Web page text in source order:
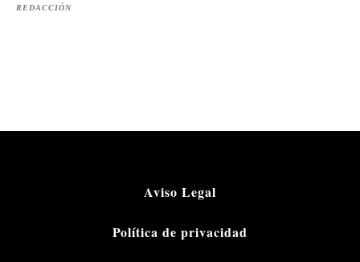
REDACCIÓN
Aviso Legal
Política de privacidad